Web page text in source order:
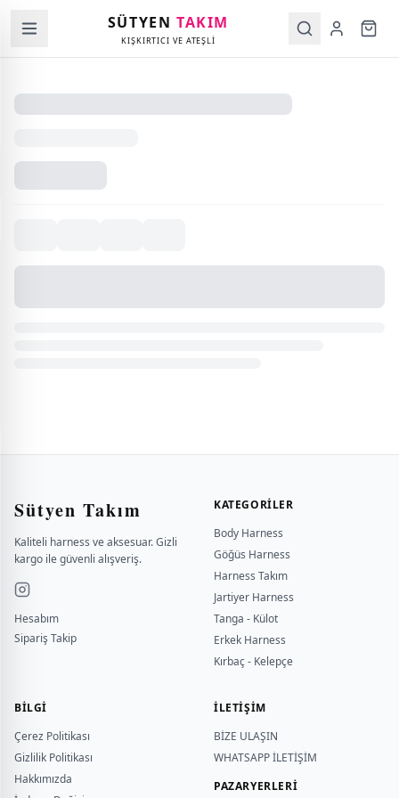
SÜTYENTAKIM
KIŞKIRTICI VE ATEŞLİ
Sütyen Takım
Kaliteli harness ve aksesuar. Gizli
kargo ile güvenli alışveriş.
Hesabım
Sipariş Takip
KATEGORILER
Body Harness
Göğüs Harness
Harness Takım
Jartiyer Harness
Tanga - Külot
Erkek Harness
Kırbaç - Kelepçe
BILGI
Çerez Politikası
Gizlilik Politikası
Hakkımızda
İLETİŞİM
BİZE ULAŞIN
WHATSAPP İLETİŞİM
PAZARYERLERİ